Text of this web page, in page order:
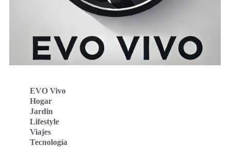
EVO Vivo
Hogar
Jardin
Lifestyle
Viajes
Tecnología